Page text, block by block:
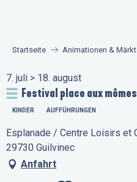
principal
Startseite Animationen &
7. juli > 18. august
Festival place aux mômes
KINDER AUFFÜHRUNGEN
Esplanade / Centre Loisirs et
29730 Guilvinec
Anfahrt